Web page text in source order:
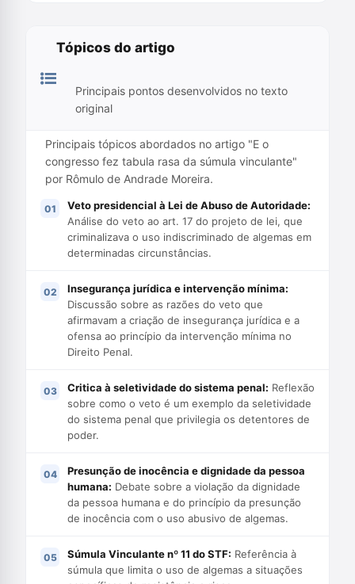
Tópicos do artigo
Principais pontos desenvolvidos no texto
original
Principais tópicos abordados no artigo "E o
congresso fez tabula rasa da súmula vinculante"
por Rômulo de Andrade Moreira.
Veto presidencial à Lei de Abuso de Autoridade:
Análise do veto ao art. 17 do projeto de lei, que
criminalizava o uso indiscriminado de algemas em
determinadas circunstâncias.
Insegurança jurídica e intervenção mínima:
Discussão sobre as razões do veto que
afirmavam a criação de insegurança jurídica e a
ofensa ao princípio da intervenção mínima no
Direito Penal.
Critica à seletividade do sistema penal: Reflexão
sobre como o veto é um exemplo da seletividade
do sistema penal que privilegia os detentores de
poder.
Presunção de inocência e dignidade da pessoa
humana: Debate sobre a violação da dignidade
da pessoa humana e do princípio da presunção
de inocência com o uso abusivo de algemas.
Súmula Vinculante nº 11 do STF: Referência à
súmula que limita o uso de algemas a situações